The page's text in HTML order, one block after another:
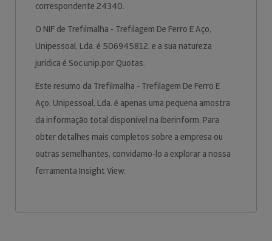
correspondente 24340.
O NIF de Trefilmalha - Trefilagem De Ferro E Aço,
Unipessoal, Lda. é 506945812, e a sua natureza
jurídica é Soc.unip.por Quotas.
Este resumo da Trefilmalha - Trefilagem De Ferro E
Aço, Unipessoal, Lda. é apenas uma pequena amostra
da informação total disponível na Iberinform. Para
obter detalhes mais completos sobre a empresa ou
outras semelhantes, convidamo-lo a explorar a nossa
ferramenta Insight View.